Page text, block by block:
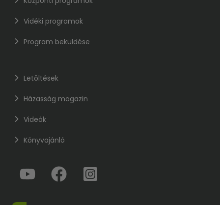
Vidéki programok
Program beküldése
Letöltések
Házasság magazin
Videók
Könyvajánló